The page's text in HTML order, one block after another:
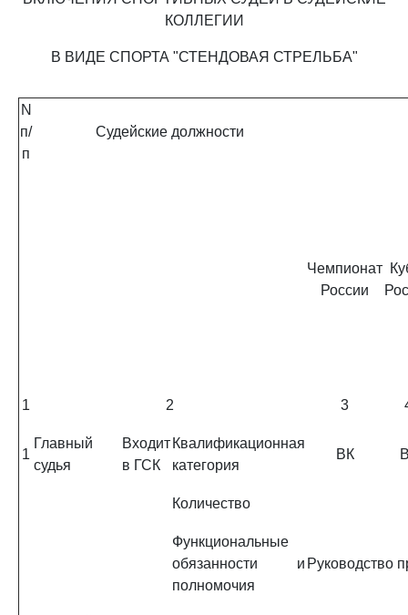
КОЛЛЕГИИ
В ВИДЕ СПОРТА "СТЕНДОВАЯ СТРЕЛЬБА"
N
п/
п
Судейские должности
Чемпионат
России
1 2 3
1
Главный
судья
Входит
в ГСК
Квалификационная
категория
ВК
Количество
Функциональные
обязанности и
полномочия
Руководство